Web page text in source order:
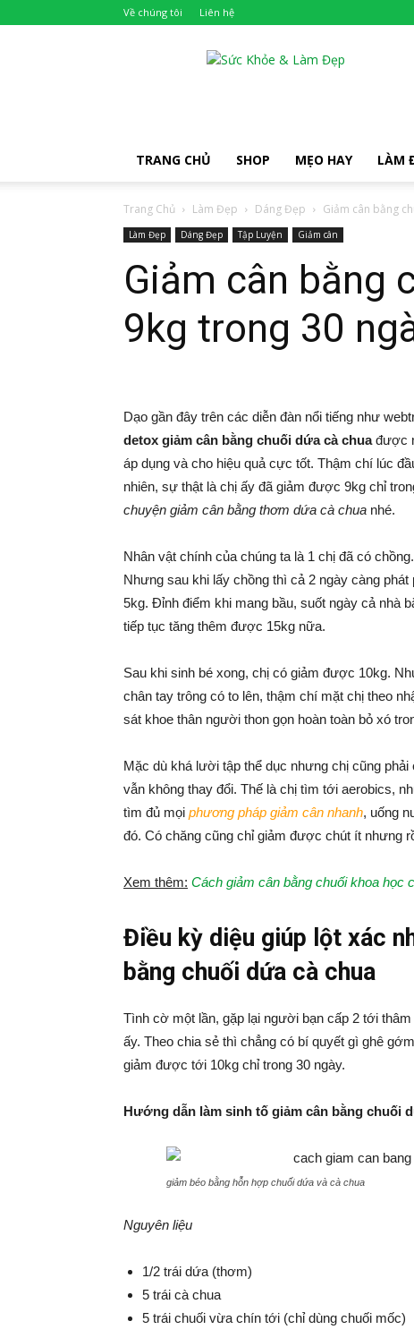
Về chúng tôi Liên hệ
TRANG CHỦ SHOP MẸO HAY LÀM
Trang Chủ Làm Đẹp Dáng Đẹp Giảm cân bằng
Làm Đẹp Dáng Đẹp Tập Luyện Giảm cân
Giảm cân bằng
9kg trong 30
Dạo gần đây trên các diễn đàn nổi tiếng như
detox giảm cân bằng chuối dứa cà chuađược
áp dụng và cho hiệu quả cực tốt. Thậm chí lúc
nhiên, sự thật là chị ấy đã giảm được 9kg chỉ
chuyện giảm cân bằng thơm dứa cà chua nhé.
Nhân vật chính của chúng ta là 1 chị đã có
Nhưng sau khi lấy chồng thì cả 2 ngày càng
5kg. Đỉnh điểm khi mang bầu, suốt ngày cả nhà
tiếp tục tăng thêm được 15kg nữa.
Sau khi sinh bé xong, chị có giảm được 10kg.
chân tay trông có to lên, thậm chí mặt chị theo
sát khoe thân người thon gọn hoàn toàn bỏ xó
Mặc dù khá lười tập thể dục nhưng chị cũng
vẫn không thay đổi. Thế là chị tìm tới aerobics,
tìm đủ mọi phương pháp giảm cân nhanh, uống
đó. Có chăng cũng chỉ giảm được chút ít nhưng
Xem thêm: Cách giảm cân bằng chuối khoa học
Điều kỳ diệu giúp lột xác
bằng chuối dứa cà chua
Tình cờ một lần, gặp lại người bạn cấp 2 tới
ấy. Theo chia sẻ thì chẳng có bí quyết gì ghê
giảm được tới 10kg chỉ trong 30 ngày.
Hướng dẫn làm sinh tố giảm cân bằng chuối
giảm béo bằng hỗn hợp chuối dứa và cà chua
Nguyên liệu
1/2 trái dứa (thơm)
5 trái cà chua
5 trái chuối vừa chín tới (chỉ dùng chuối mốc)